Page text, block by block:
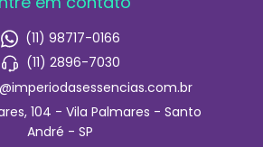
(11) 98717-0166
(11) 2896-7030
104 - Vila Palmares - Santo
André - SP